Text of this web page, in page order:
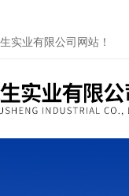
实业有限公司网站！